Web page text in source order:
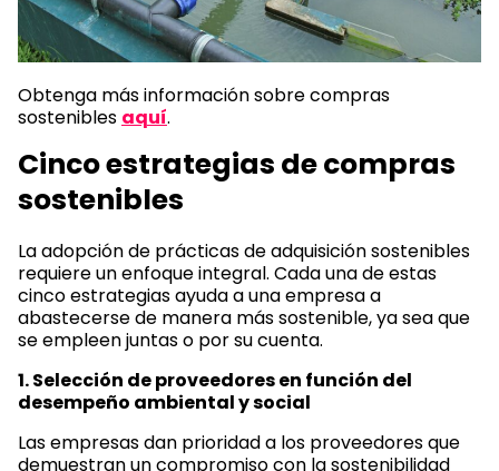
Obtenga más información sobre compras
sostenibles aquí.
Cinco estrategias de compras
sostenibles
La adopción de prácticas de adquisición sostenibles
requiere un enfoque integral. Cada una de estas
cinco estrategias ayuda a una empresa a
abastecerse de manera más sostenible, ya sea que
se empleen juntas o por su cuenta.
1. Selección de proveedores en función del
desempeño ambiental y social
Las empresas dan prioridad a los proveedores que
demuestran un compromiso con la sostenibilidad